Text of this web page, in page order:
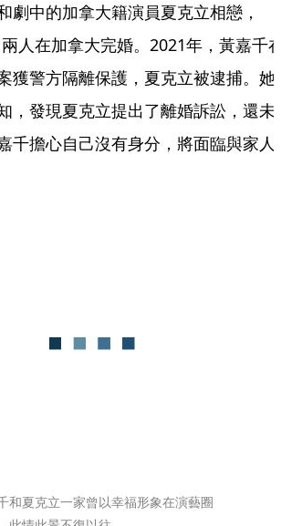
劇中的加拿大籍演員夏克立相戀，
人在加拿大完婚。2021年，黃嘉千
獲警方隔離保護，夏克立被逮捕。她
，發現夏克立提出了離婚訴訟，還未
千擔心自己沒有身分，將面臨與家人
和夏克立一家曾以幸福形象在演藝圈